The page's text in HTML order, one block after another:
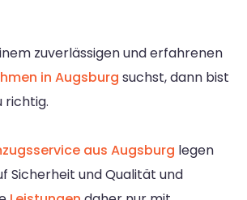
zuverlässigen und erfahrenen
in Augsburg suchst, dann bist
richtig.
aus Augsburg legen
Sicherheit und Qualität und